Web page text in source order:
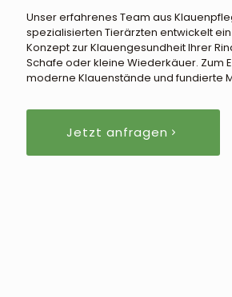
Unser erfahrenes Team aus
spezialisierten Tierärzten entwickelt
Konzept zur Klauengesundheit Ihrer
Schafe oder kleine Wiederkäuer. Zum
moderne Klauenstände und fundierte
Jetzt anfragen